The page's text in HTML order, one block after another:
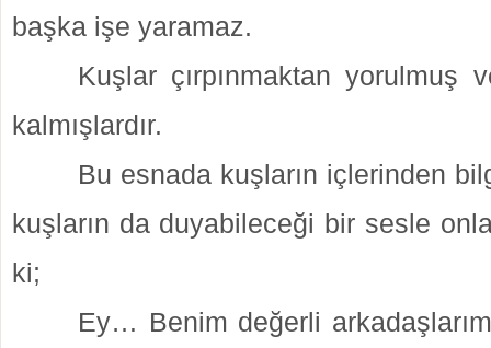
başka işe yaramaz.
Kuşlar çırpınmaktan yorulmuş
kalmışlardır.
Bu esnada kuşların içlerinden
kuşların da duyabileceği bir sesle
ki;
Ey… Benim değerli